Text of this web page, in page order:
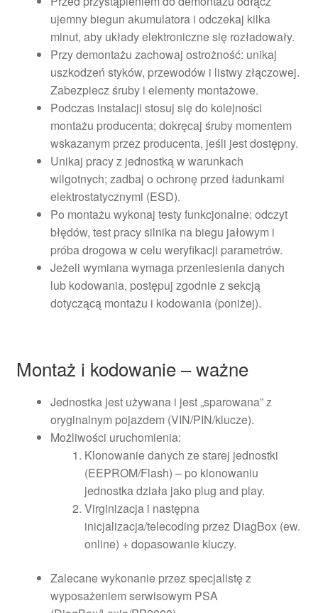
ujemny biegun akumulatora i odczekaj kilka
minut, aby układy elektroniczne się rozładowały.
Przy demontażu zachowaj ostrożność: unikaj
uszkodzeń styków, przewodów i listwy złączowej.
Zabezpiecz śruby i elementy montażowe.
Podczas instalacji stosuj się do kolejności
montażu producenta; dokręcaj śruby momentem
wskazanym przez producenta, jeśli jest dostępny.
Unikaj pracy z jednostką w warunkach
wilgotnych; zadbaj o ochronę przed ładunkami
elektrostatycznymi (ESD).
Po montażu wykonaj testy funkcjonalne: odczyt
błędów, test pracy silnika na biegu jałowym i
próba drogowa w celu weryfikacji parametrów.
Jeżeli wymiana wymaga przeniesienia danych
lub kodowania, postępuj zgodnie z sekcją
dotyczącą montażu i kodowania (poniżej).
Montaż i kodowanie – ważne
Jednostka jest używana i jest „sparowana” z
oryginalnym pojazdem (VIN/PIN/klucze).
Możliwości uruchomienia:
Klonowanie danych ze starej jednostki
(EEPROM/Flash) – po klonowaniu
jednostka działa jako plug and play.
Virginizacja i następna
inicjalizacja/telecoding przez DiagBox (ew.
online) + dopasowanie kluczy.
Zalecane wykonanie przez specjalistę z
wyposażeniem serwisowym PSA